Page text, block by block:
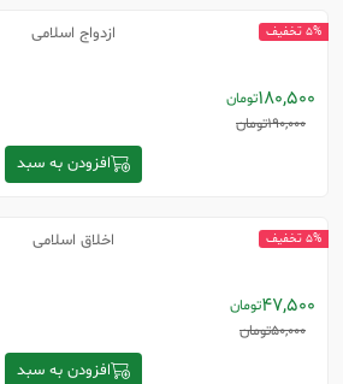
ازدواج اسلامی
180,500تومان
190,000تومان
افزودن به سبد
5% تخفیف
اخلاق اسلامی
47,500تومان
50,000تومان
افزودن به سبد
5% تخفیف